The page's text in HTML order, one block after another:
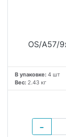
OS/A57/
В упаковке: 4 шт
Вес: 2.43 кг
−